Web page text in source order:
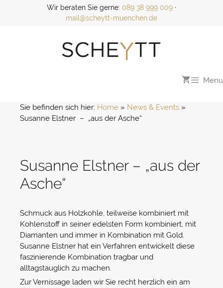
Wir beraten Sie gerne: 089 38 999 009 ·
mail@scheytt-muenchen.de
Menu
Sie befinden sich hier: Home » News & Events »
Susanne Elstner  –  „aus der Asche“
Susanne Elstner – „aus der
Asche“
Schmuck aus Holzkohle, teilweise kombiniert mit
Kohlenstoff in seiner edelsten Form kombiniert, mit
Diamanten und immer in Kombination mit Gold.
Susanne Elstner hat ein Verfahren entwickelt diese
faszinierende Kombination tragbar und
alltagstauglich zu machen.
Zur Vernissage laden wir Sie recht herzlich ein am